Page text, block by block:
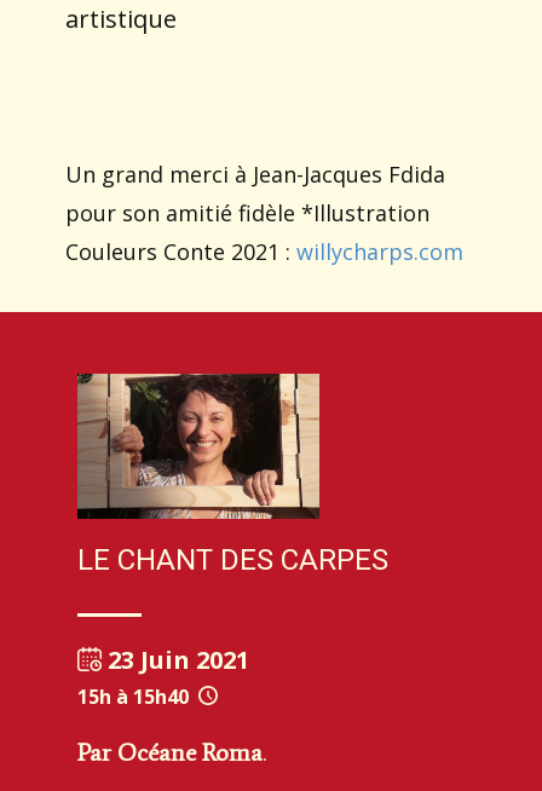
artistique
Un grand merci à Jean-Jacques Fdida
pour son amitié fidèle *Illustration
Couleurs Conte 2021 : willycharps.com
LE CHANT DES CARPES
23 Juin 2021
15h à 15h40
Par Océane Roma.